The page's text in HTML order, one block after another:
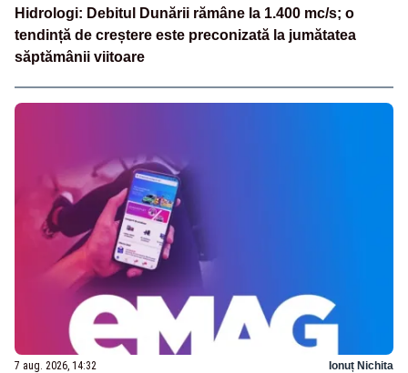
Hidrologi: Debitul Dunării rămâne la 1.400 mc/s; o
tendință de creștere este preconizată la jumătatea
săptămânii viitoare
7 aug. 2026, 14:32 Ionuț Nichita